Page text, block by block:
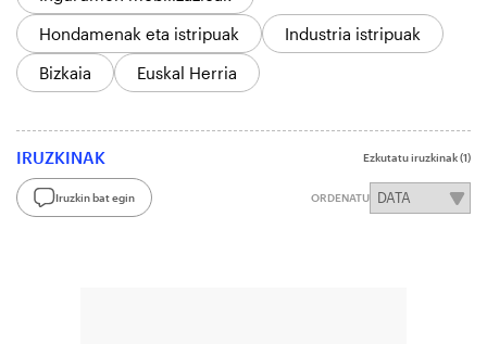
Hondamenak eta istripuak
Industria istripuak
Bizkaia
Euskal Herria
IRUZKINAK Ezkutatu iruzkinak(1)
Iruzkin bat egin ORDENATU